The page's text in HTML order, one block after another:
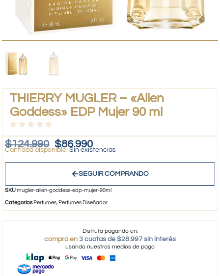
THIERRY MUGLER – «Alien
Goddess» EDP Mujer 90 ml
$124.990 $86.990
Sin existencias
SEGUIR COMPRANDO
SKUmugler-alien-goddess-edp-mujer-90ml
Categorías Perfumes, Perfumes Diseñador
Disfruta pagando en:
compra en 3 cuotas de $28.997 sin interés
usando nuestros medios de pago